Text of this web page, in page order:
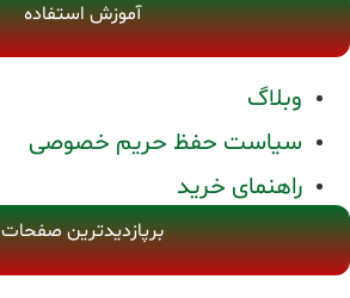
آموزش استفاده
وبلاگ
سیاست حفظ حریم خصوصی
راهنمای خرید
برپازدیدترین صفحات